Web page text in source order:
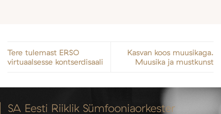
Tere tulemast ERSO
virtuaalsesse kontserdisaali
Kasvan koos muusikaga.
Muusika ja mustkunst
SA Eesti Riiklik Sümfooniaorkester